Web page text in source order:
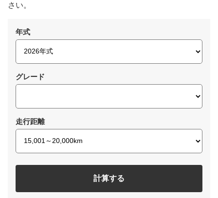
さい。
年式
グレード
走行距離
計算する